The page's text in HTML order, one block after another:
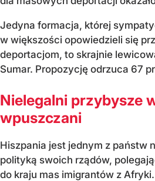
Jedyna formacja, której
w większości opowiedzieli się
deportacjom, to skrajnie
Sumar. Propozycję odrzuca 67
Nielegalni przybysze
wpuszczani
Hiszpania jest jednym z państw
polityką swoich rządów,
do kraju mas imigrantów z Afryki.